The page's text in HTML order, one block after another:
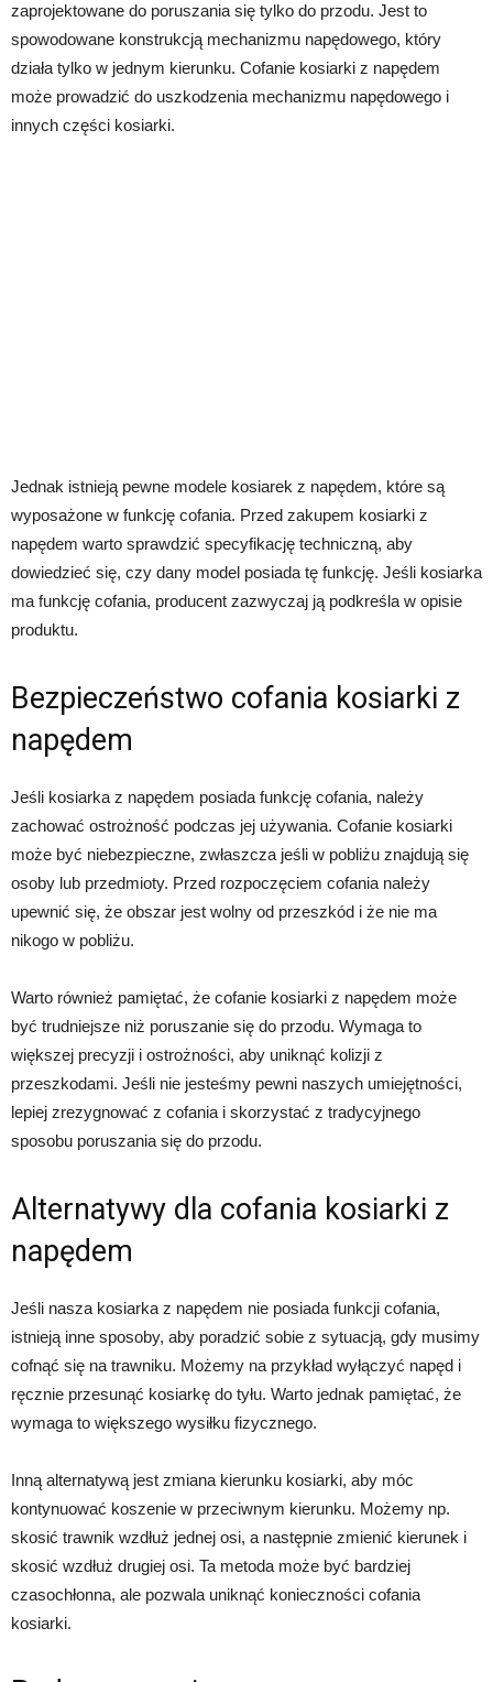
zaprojektowane do poruszania się tylko do przodu. Jest to
spowodowane konstrukcją mechanizmu napędowego, który
działa tylko w jednym kierunku. Cofanie kosiarki z napędem
może prowadzić do uszkodzenia mechanizmu napędowego i
innych części kosiarki.
Jednak istnieją pewne modele kosiarek z napędem, które są
wyposażone w funkcję cofania. Przed zakupem kosiarki z
napędem warto sprawdzić specyfikację techniczną, aby
dowiedzieć się, czy dany model posiada tę funkcję. Jeśli kosiarka
ma funkcję cofania, producent zazwyczaj ją podkreśla w opisie
produktu.
Bezpieczeństwo cofania kosiarki z
napędem
Jeśli kosiarka z napędem posiada funkcję cofania, należy
zachować ostrożność podczas jej używania. Cofanie kosiarki
może być niebezpieczne, zwłaszcza jeśli w pobliżu znajdują się
osoby lub przedmioty. Przed rozpoczęciem cofania należy
upewnić się, że obszar jest wolny od przeszkód i że nie ma
nikogo w pobliżu.
Warto również pamiętać, że cofanie kosiarki z napędem może
być trudniejsze niż poruszanie się do przodu. Wymaga to
większej precyzji i ostrożności, aby uniknąć kolizji z
przeszkodami. Jeśli nie jesteśmy pewni naszych umiejętności,
lepiej zrezygnować z cofania i skorzystać z tradycyjnego
sposobu poruszania się do przodu.
Alternatywy dla cofania kosiarki z
napędem
Jeśli nasza kosiarka z napędem nie posiada funkcji cofania,
istnieją inne sposoby, aby poradzić sobie z sytuacją, gdy musimy
cofnąć się na trawniku. Możemy na przykład wyłączyć napęd i
ręcznie przesunąć kosiarkę do tyłu. Warto jednak pamiętać, że
wymaga to większego wysiłku fizycznego.
Inną alternatywą jest zmiana kierunku kosiarki, aby móc
kontynuować koszenie w przeciwnym kierunku. Możemy np.
skosić trawnik wzdłuż jednej osi, a następnie zmienić kierunek i
skosić wzdłuż drugiej osi. Ta metoda może być bardziej
czasochłonna, ale pozwala uniknąć konieczności cofania
kosiarki.